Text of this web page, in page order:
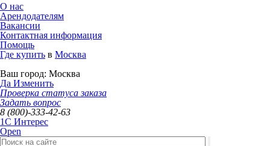
О нас
Арендодателям
Вакансии
Контактная информация
Помощь
Где купить в Москва
Ваш город: Москва
Да Изменить
Проверка статуса заказа
Задать вопрос
8 (800)-333-42-63
1C Интерес
Open